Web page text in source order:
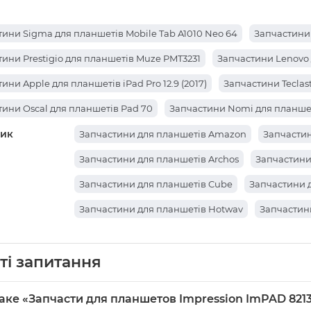
Sigma для планшетів Mobile Tab A1010 Neo 64
Prestigio для планшетів Muze PMT3231 Запчастини Lenovo
Apple для планшетів iPad Pro 12.9 (2017) Запчастини
Oscal для планшетів Pad 70 Запчастини Nomi для
Teclast для планшетів X98 Air III Запчастини Xiaomi для
Huawei для планшетів MediaPad M5 Lite 10 Запчастини
Oscal для планшетів Pad 50 Запчастини Lenovo для
Lenovo для планшетів Tab M10 (TB-X505L LTE) Запчастини
Cube для планшетів iWork11 Stylus
Cube для планшетів Cube iWork10 Super Запчастини
Teclast для планшетів M30 Pro Запчастини Teclast для
Запчастини для планшетів Amazon
Запчастини для планшетів Archos
Запчастини для планшетів Cube Запчастини
Запчастини для планшетів Hotwav
Запчастини для планшетів Prestigio
Запчастини для планшетів Ainol Запчастини
запитання
«Запчасти для планшетов Impression ImPAD